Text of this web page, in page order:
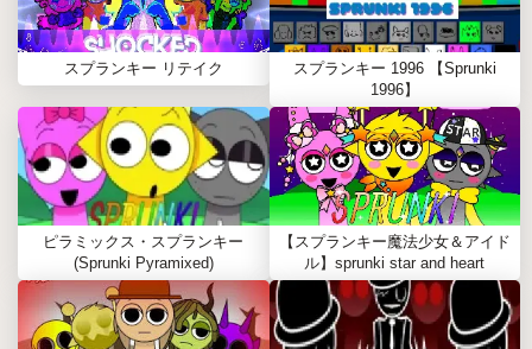
スプランキー リテイク
スプランキー 1996 【Sprunki
1996】
ピラミックス・スプランキー
(Sprunki Pyramixed)
【スプランキー魔法少女＆アイド
ル】sprunki star and heart